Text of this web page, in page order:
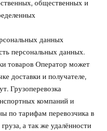
общественных и
данных
персональных данных.
товаров Оператор может
доставки и получателе,
Грузоперевозка
компаний и
по тарифам перевозчика в
а так же удалённости